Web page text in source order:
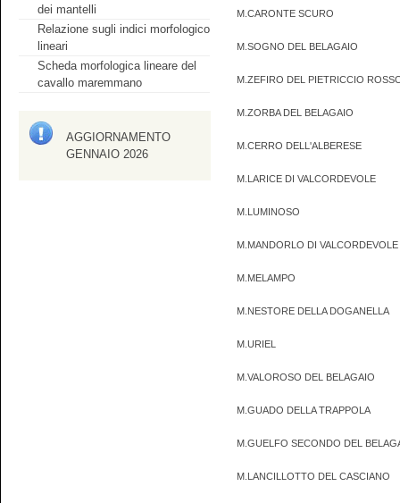
dei mantelli
Relazione sugli indici morfologico
lineari
Scheda morfologica lineare del
cavallo maremmano
AGGIORNAMENTO
GENNAIO 2026
M.CARONTE SCURO
M.SOGNO DEL BELAGAIO
M.ZEFIRO DEL PIETRICCIO
M.ZORBA DEL BELAGAIO
M.CERRO DELL'ALBERESE
M.LARICE DI VALCORDEVOLE
M.LUMINOSO
M.MANDORLO DI VALCORDEVOLE
M.MELAMPO
M.NESTORE DELLA DOGANELLA
M.URIEL
M.VALOROSO DEL BELAGAIO
M.GUADO DELLA TRAPPOLA
M.GUELFO SECONDO DEL
M.LANCILLOTTO DEL CASCIANO